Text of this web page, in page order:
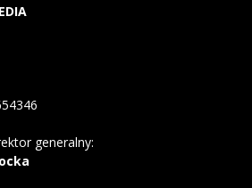
generalny: